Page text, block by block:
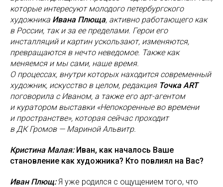
которые интересуют молодого петербургского
художника Ивана Плюща, активно работающего как
в России, так и за ее пределами. Герои его
инсталляций и картин ускользают, изменяются,
превращаются в нечто неведомое. Также как
меняемся и мы сами, наше время.
О процессах, внутри которых находится современный
художник, искусство в целом, редакция Точка ART
поговорила с Иваном, а также его арт-агентом
и куратором выставки «Непокоренные во времени
и пространстве», которая сейчас проходит
в ДК Громов — Мариной Альвитр.
Кристина Малая: Иван, как началось Ваше
становление как художника? Кто повлиял на Вас?
Иван Плющ:Я уже родился с ощущением того, что